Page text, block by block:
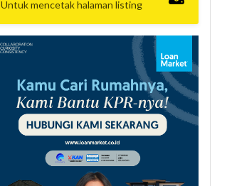
Untuk mencetak halaman listing